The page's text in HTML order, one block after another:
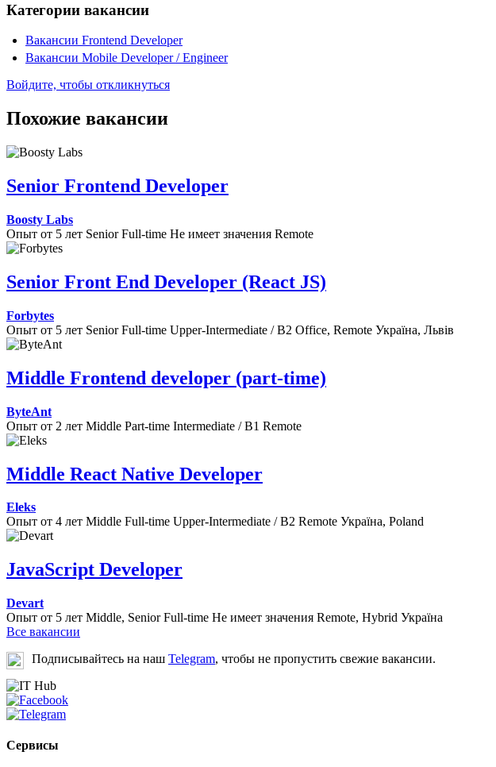
Категории вакансии
Вакансии Frontend Developer
Вакансии Mobile Developer / Engineer
Войдите, чтобы откликнуться
Похожие вакансии
Senior Frontend Developer
Boosty Labs
Опыт от 5 лет Senior Full-time Не имеет значения Remote
Senior Front End Developer (React JS)
Forbytes
Опыт от 5 лет Senior Full-time Upper-Intermediate / B2 Office, Remote Україна, Львів
Middle Frontend developer (part-time)
ByteAnt
Опыт от 2 лет Middle Part-time Intermediate / B1 Remote
Middle React Native Developer
Eleks
Опыт от 4 лет Middle Full-time Upper-Intermediate / B2 Remote Україна, Poland
JavaScript Developer
Devart
Опыт от 5 лет Middle, Senior Full-time Не имеет значения Remote, Hybrid Україна
Все вакансии
Подписывайтесь на наш Telegram, чтобы не пропустить свежие вакансии.
Сервисы